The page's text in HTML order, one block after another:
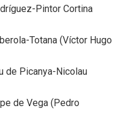
Pintor Cortina
Totana (Víctor Hugo
de Picanya-Nicolau
de Vega (Pedro